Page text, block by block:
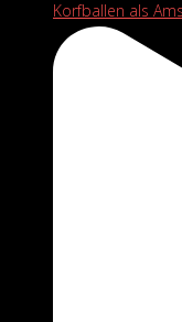
Korfballen als